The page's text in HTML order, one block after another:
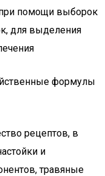
помощи выборок
для выделения
формулы
рецептов, в
и
травяные